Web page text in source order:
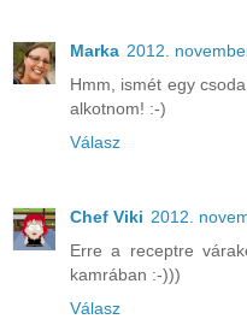
Marka 2012.
Hmm, ismét egy
alkotnom! :-)
Válasz
Chef Viki 2012.
Erre a receptre
kamrában :-)))
Válasz